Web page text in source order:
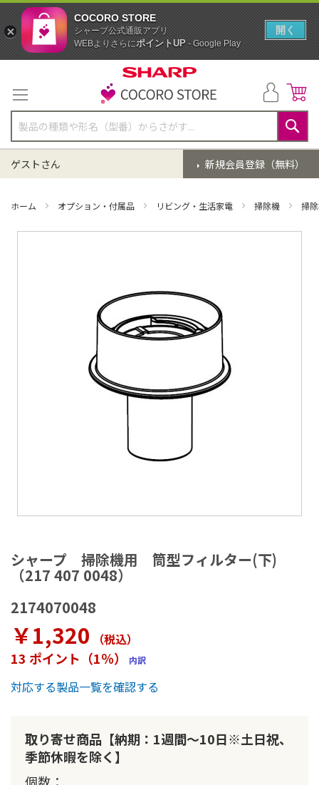
テ
ン
ツ
に
ス
キ
ッ
検
索
新規会員登録（無料）
ゲストさん
ホーム オプション・付属品 リビング・生活家電 掃除機 掃
シャープ 掃除機用 筒型フィルター(下)
（217 407 0048）
2174070048
￥1,320 （税込）
13 ポイント（1％） 内訳
対応する製品一覧を確認する
取り寄せ商品【納期：1週間～10日※土日祝、
季節休暇を除く】
メ
ー
ジ
ャ
リ
ー
の
最
初
動
す
る
COCORO STORE
シャープ公式通販アプリ
WEBよりさらにポイントUP- Google Play
開く